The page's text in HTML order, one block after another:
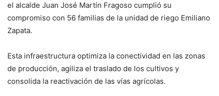
el alcalde Juan José Martín Fragoso cumplió su
compromiso con 56 familias de la unidad de riego Emiliano
Zapata.
Esta infraestructura optimiza la conectividad en las zonas
de producción, agiliza el traslado de los cultivos y
consolida la reactivación de las vías agrícolas.